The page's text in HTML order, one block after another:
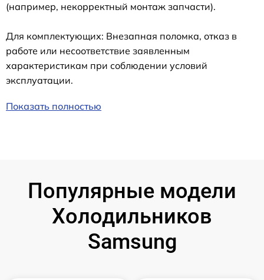
(например, некорректный монтаж запчасти).
Для комплектующих: Внезапная поломка, отказ в
работе или несоответствие заявленным
характеристикам при соблюдении условий
эксплуатации.
Показать полностью
Популярные модели
Холодильников
Samsung